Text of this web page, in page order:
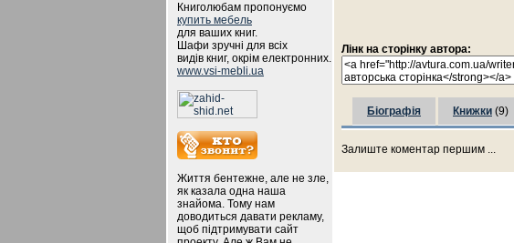
Книголюбам пропонуємо
купить мебель
для ваших книг.
Шафи зручні для всіх
видів книг, окрім електронних.
www.vsi-mebli.ua
Життя бентежне, але не зле,
як казала одна наша
знайома. Тому нам
доводиться давати рекламу,
щоб підтримувати сайт
Лінк на сторінку автора:
Біографія Книжки (9)
Залиште коментар першим ...